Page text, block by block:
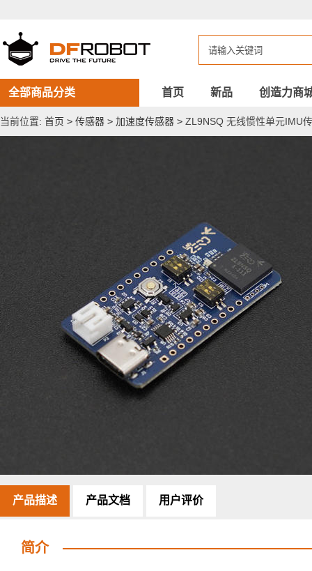
惯
性
单
元
IMU
传
感
器
全部商品分类 首页 新品 创造力商
当前位置: 首页 > 传感器 > 加速度传感器 > ZL9NSQ 无线惯性单元IMU
产品描述 产品文档 用户评价
简介